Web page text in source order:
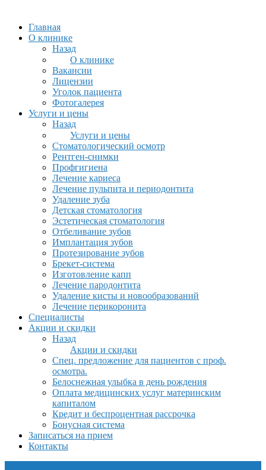
Главная
О клинике
Назад
О клинике
Вакансии
Лицензии
Уголок пациента
Фотогалерея
Услуги и цены
Назад
Услуги и цены
Стоматологический осмотр
Рентген-снимки
Профгигиена
Лечение кариеса
Лечение пульпита и периодонтита
Удаление зуба
Детская стоматология
Эстетическая стоматология
Отбеливание зубов
Имплантация зубов
Протезирование зубов
Брекет-система
Изготовление капп
Лечение пародонтита
Удаление кисты и новообразований
Лечение перикоронита
Специалисты
Акции и скидки
Назад
Акции и скидки
Спец. предложение для пациентов с проф.
осмотра.
Белоснежная улыбка в день рождения
Оплата медицинских услуг материнским
капиталом
Кредит и беспроцентная рассрочка
Бонусная система
Записаться на прием
Контакты